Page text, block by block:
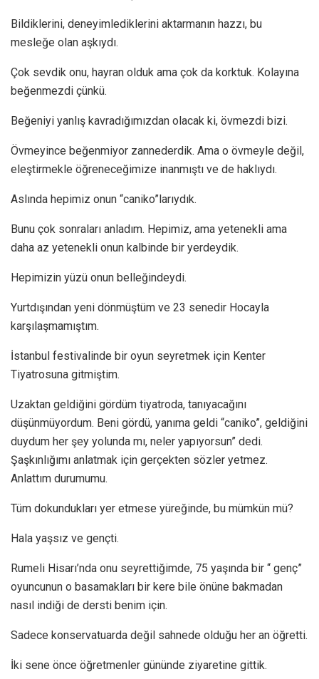
Bildiklerini, deneyimlediklerini aktarmanın hazzı, bu
mesleğe olan aşkıydı.
Çok sevdik onu, hayran olduk ama çok da korktuk. Kolayına
beğenmezdi çünkü.
Beğeniyi yanlış kavradığımızdan olacak ki, övmezdi bizi.
Övmeyince beğenmiyor zannederdik. Ama o övmeyle değil,
eleştirmekle öğreneceğimize inanmıştı ve de haklıydı.
Aslında hepimiz onun “caniko”larıydık.
Bunu çok sonraları anladım. Hepimiz, ama yetenekli ama
daha az yetenekli onun kalbinde bir yerdeydik.
Hepimizin yüzü onun belleğindeydi.
Yurtdışından yeni dönmüştüm ve 23 senedir Hocayla
karşılaşmamıştım.
İstanbul festivalinde bir oyun seyretmek için Kenter
Tiyatrosuna gitmiştim.
Uzaktan geldiğini gördüm tiyatroda, tanıyacağını
düşünmüyordum. Beni gördü, yanıma geldi “caniko”, geldiğini
duydum her şey yolunda mı, neler yapıyorsun” dedi.
Şaşkınlığımı anlatmak için gerçekten sözler yetmez.
Anlattım durumumu.
Tüm dokundukları yer etmese yüreğinde, bu mümkün mü?
Hala yaşsız ve gençti.
Rumeli Hisarı’nda onu seyrettiğimde, 75 yaşında bir “ genç”
oyuncunun o basamakları bir kere bile önüne bakmadan
nasıl indiği de dersti benim için.
Sadece konservatuarda değil sahnede olduğu her an öğretti.
İki sene önce öğretmenler gününde ziyaretine gittik.